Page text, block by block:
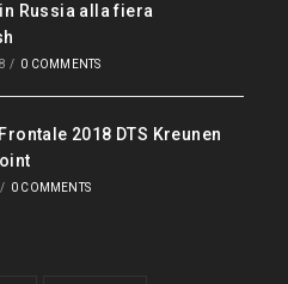
Russia alla fiera
/ 0 COMMENTS
2018 DTS Kreunen
/ 0 COMMENTS